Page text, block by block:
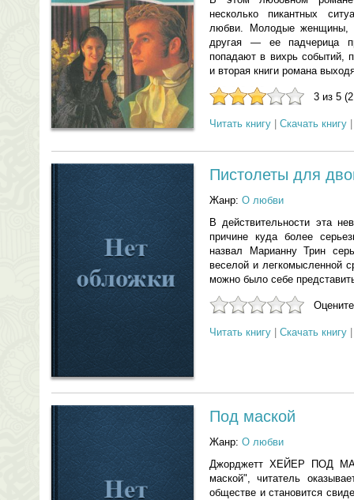
несколько пикантных
любви. Молодые женщины,
другая — ее падчерица
попадают в вихрь событий,
и вторая книги романа
3 из 5
Читать книгу Скачать книгу
Пистолеты для
Жанр: О любви
В действительности эта
причине куда более
назвал Марианну Трин
веселой и легкомысленной
можно было себе
Читать книгу Скачать книгу
Под маской
Жанр: О любви
Джорджетт ХЕЙЕР ПОД
маской", читатель
обществе и становится